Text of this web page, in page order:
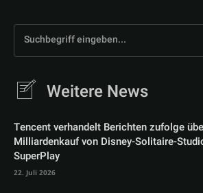
Suchbegriff eingeben...
Weitere News
Tencent verhandelt Berichten zufolge
Milliardenkauf von Disney-Solitaire-
SuperPlay
22. Juli 2026